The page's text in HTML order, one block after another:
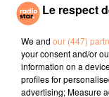
MIKI
Le respect
We and our (447)
your consent and/or
information on a
profiles for
advertising; Measure